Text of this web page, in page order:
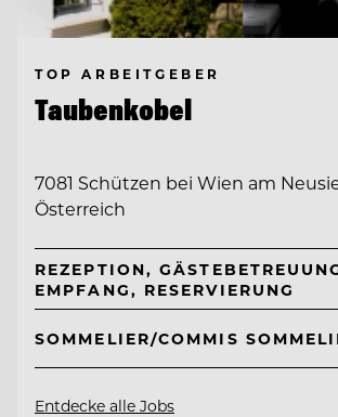
TOP ARBEITGEBER
Taubenkobel
7081 Schützen bei Wien am
Österreich
REZEPTION,
EMPFANG, RESERVIERUNG
SOMMELIER/COMMIS
Entdecke alle Jobs